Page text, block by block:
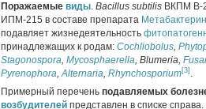
Поражаемые виды. Bacillus subtilis ВКПМ В-
ИПМ-215 в составе препарата
подавляет жизнедеятельность
принадлежащих к родам: Cochliobolus,
Stagonospora, Mycosphaerella, Blumeria,
Pyrenophora,Alternaria, Rhynchosporium[3] .
Примерный перечень подавляемых
возбудителей представлен в списке справа.